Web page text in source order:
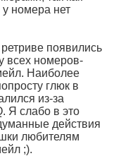
у номера нет
появились
всех номеров-
Наиболее
глюк в
из-за
Я слабо в это
действия
любителям
;).